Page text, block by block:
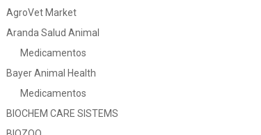
AgroVet Market
Aranda Salud Animal
Medicamentos
Bayer Animal Health
Medicamentos
BIOCHEM CARE SISTEMS